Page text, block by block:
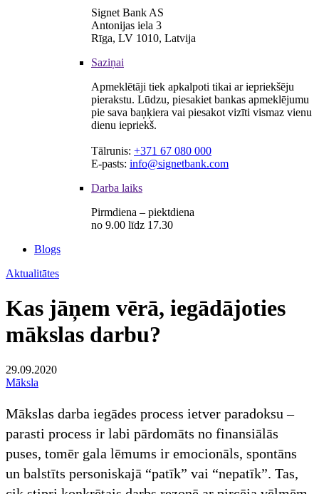
Signet Bank AS
Antonijas iela 3
Rīga, LV 1010, Latvija
Saziņai
Apmeklētāji tiek apkalpoti tikai ar iepriekšēju
pierakstu. Lūdzu, piesakiet bankas apmeklējumu
pie sava baņķiera vai piesakot vizīti vismaz vienu
dienu iepriekš.
Tālrunis: +371 67 080 000
E-pasts: info@signetbank.com
Darba laiks
Pirmdiena – piektdiena
no 9.00 līdz 17.30
Blogs
Aktualitātes
Kas jāņem vērā, iegādājoties
mākslas darbu?
29.09.2020
Māksla
Mākslas darba iegādes process ietver paradoksu –
parasti process ir labi pārdomāts no finansiālās
puses, tomēr gala lēmums ir emocionāls, spontāns
un balstīts personiskajā “patīk” vai “nepatīk”. Tas,